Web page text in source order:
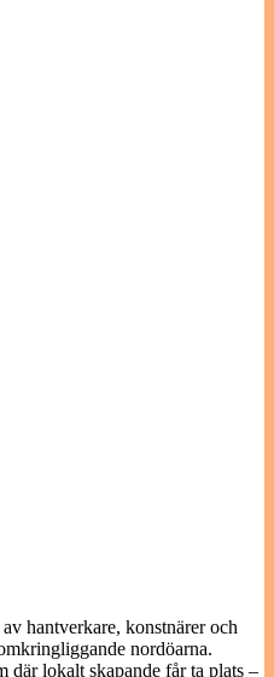
hantverkare, konstnärer och
nordöarna.
där lokalt skapande får ta plats –